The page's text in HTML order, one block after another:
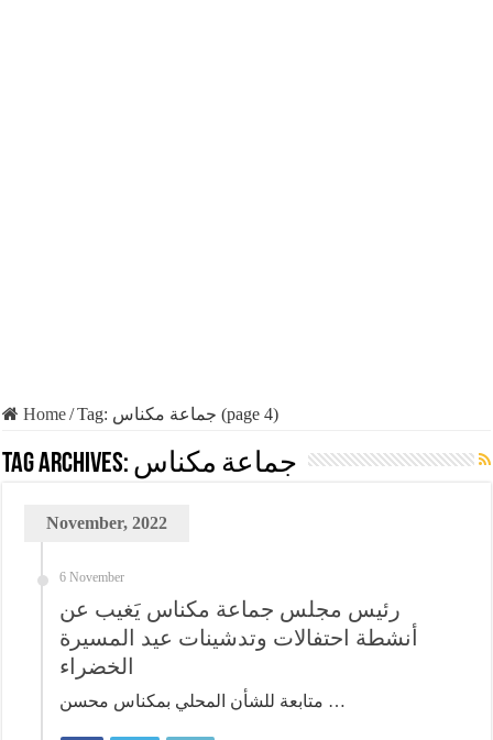
Home/Tag: جماعة مكناس (page 4)
Tag Archives: جماعة مكناس
November, 2022
6 November
رئيس مجلس جماعة مكناس يَغيب عن
أنشطة احتفالات وتدشينات عيد المسيرة
الخضراء
متابعة للشأن المحلي بمكناس محسن …